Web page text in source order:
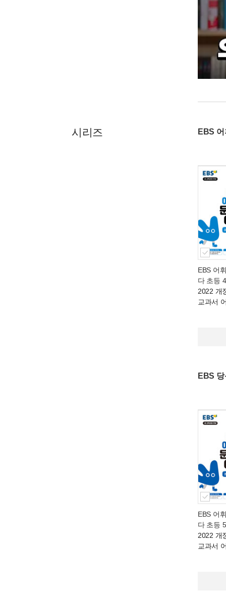
시리즈 EBS
EBS 어
다 초등
2022 개
교과서
EBS
EBS 어
다 초등
2022 개
교과서